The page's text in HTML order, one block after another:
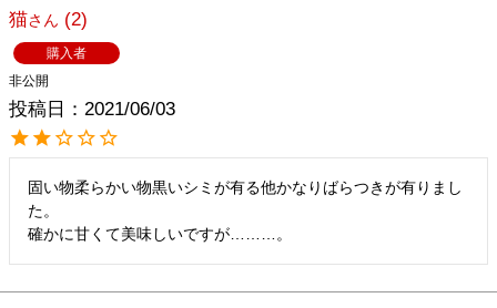
猫 2
購入者
非公開
投稿日 2021/06/03
固い物柔らかい物黒いシミが有る他かなりばらつきが有りまし
た。
確かに甘くて美味しいですが………。